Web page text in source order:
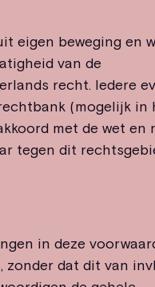
eigen beweging en
van de
recht. Iedere
(mogelijk in
met de wet en
tegen dit
in deze
zonder dat dit van